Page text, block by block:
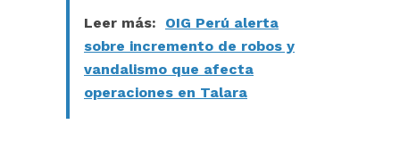
Leer más:
OIG Perú alerta
sobre incremento de robos y
vandalismo que afecta
operaciones en Talara